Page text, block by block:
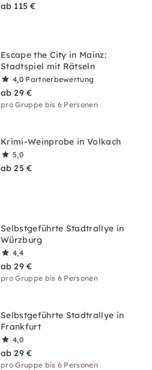
ab 115 €
Escape the City in Mainz:
Stadtspiel mit Rätseln
4,0 Partnerbewertung
ab 29 €
pro Gruppe bis 6 Personen
Krimi-Weinprobe in Volkach
5,0
ab 25 €
Selbstgeführte Stadtrallye in
Würzburg
4,4
ab 29 €
pro Gruppe bis 6 Personen
Selbstgeführte Stadtrallye in
Frankfurt
4,0
ab 29 €
pro Gruppe bis 6 Personen